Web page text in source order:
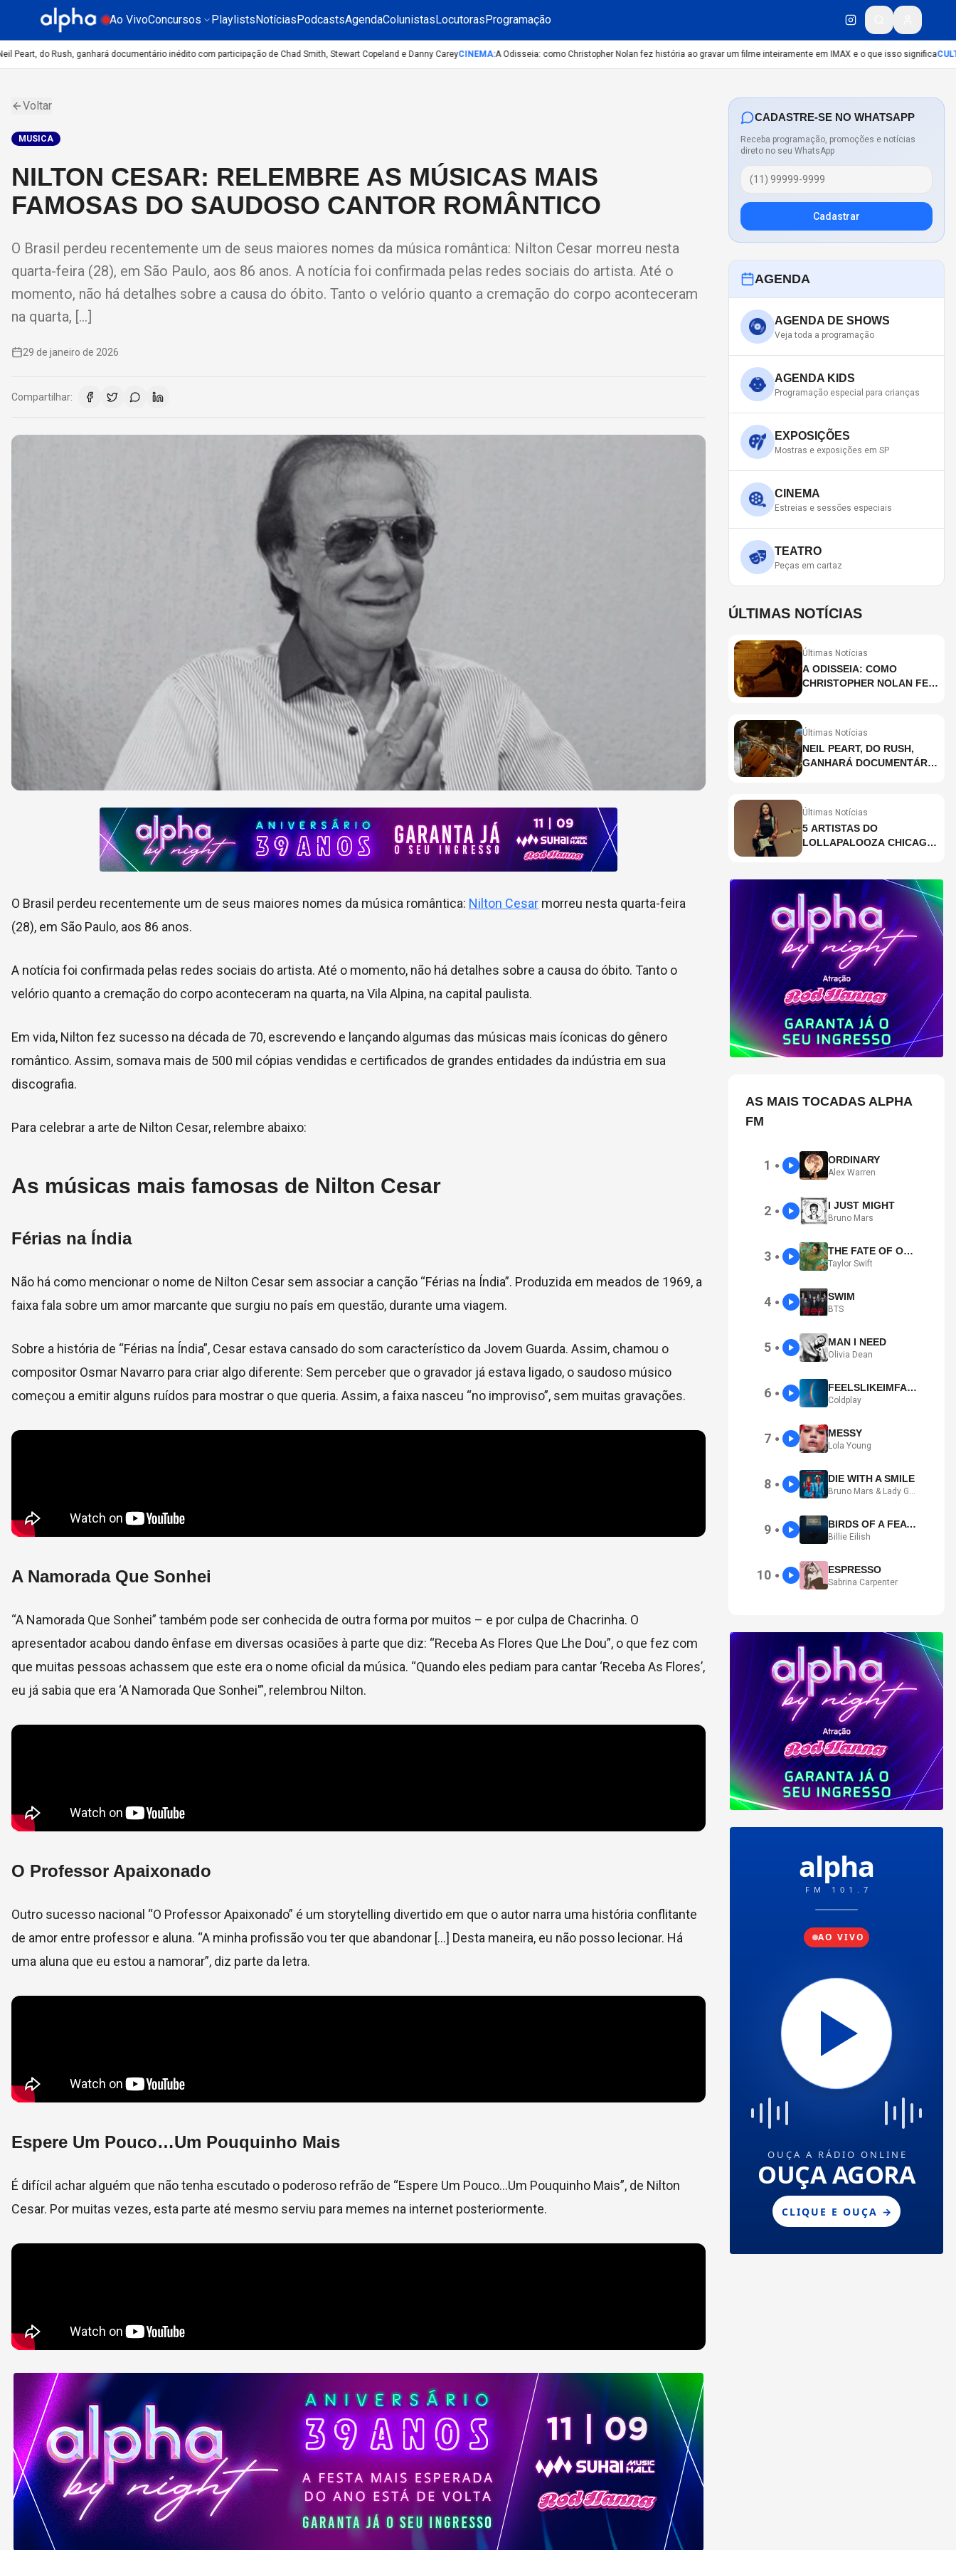
Ao VivoConcursos PlaylistsNotíciasPodcastsAgendaColunistasLocutorasProgramação
do Rush, ganhará documentário inédito com participação de Chad Smith, Stewart Copeland e Danny CareyCINEMA:A Odisseia: como Christopher Nolan fez história ao gravar um filme inteiramente em IMAX e o que isso significa
Voltar
MUSICA
NILTON CESAR: RELEMBRE AS MÚSICAS MAIS
FAMOSAS DO SAUDOSO CANTOR ROMÂNTICO
O Brasil perdeu recentemente um de seus maiores nomes da música romântica: Nilton Cesar morreu nesta
quarta-feira (28), em São Paulo, aos 86 anos. A notícia foi confirmada pelas redes sociais do artista. Até o
momento, não há detalhes sobre a causa do óbito. Tanto o velório quanto a cremação do corpo aconteceram
na quarta, […]
29 de janeiro de 2026
Compartilhar:
O Brasil perdeu recentemente um de seus maiores nomes da música romântica: Nilton Cesar morreu nesta quarta-feira
(28), em São Paulo, aos 86 anos.
A notícia foi confirmada pelas redes sociais do artista. Até o momento, não há detalhes sobre a causa do óbito. Tanto o
velório quanto a cremação do corpo aconteceram na quarta, na Vila Alpina, na capital paulista.
Em vida, Nilton fez sucesso na década de 70, escrevendo e lançando algumas das músicas mais íconicas do gênero
romântico. Assim, somava mais de 500 mil cópias vendidas e certificados de grandes entidades da indústria em sua
discografia.
Para celebrar a arte de Nilton Cesar, relembre abaixo:
As músicas mais famosas de Nilton Cesar
Férias na Índia
Não há como mencionar o nome de Nilton Cesar sem associar a canção “Férias na Índia”. Produzida em meados de 1969, a
faixa fala sobre um amor marcante que surgiu no país em questão, durante uma viagem.
Sobre a história de “Férias na Índia”, Cesar estava cansado do som característico da Jovem Guarda. Assim, chamou o
compositor Osmar Navarro para criar algo diferente: Sem perceber que o gravador já estava ligado, o saudoso músico
começou a emitir alguns ruídos para mostrar o que queria. Assim, a faixa nasceu “no improviso”, sem muitas gravações.
A Namorada Que Sonhei
“A Namorada Que Sonhei” também pode ser conhecida de outra forma por muitos – e por culpa de Chacrinha. O
apresentador acabou dando ênfase em diversas ocasiões à parte que diz: “Receba As Flores Que Lhe Dou”, o que fez com
que muitas pessoas achassem que este era o nome oficial da música. “Quando eles pediam para cantar ‘Receba As Flores’,
eu já sabia que era ‘A Namorada Que Sonhei'”, relembrou Nilton.
O Professor Apaixonado
Outro sucesso nacional “O Professor Apaixonado” é um storytelling divertido em que o autor narra uma história conflitante
de amor entre professor e aluna. “A minha profissão vou ter que abandonar […] Desta maneira, eu não posso lecionar. Há
uma aluna que eu estou a namorar”, diz parte da letra.
Espere Um Pouco…Um Pouquinho Mais
É difícil achar alguém que não tenha escutado o poderoso refrão de “Espere Um Pouco…Um Pouquinho Mais”, de Nilton
Cesar. Por muitas vezes, esta parte até mesmo serviu para memes na internet posteriormente.
CADASTRE-SE NO WHATSAPP
Receba programação, promoções e notícias
direto no seu WhatsApp
Cadastrar
AGENDA
AGENDA DE SHOWS
Veja toda a programação
AGENDA KIDS
Programação especial para crianças
EXPOSIÇÕES
Mostras e exposições em SP
CINEMA
Estreias e sessões especiais
TEATRO
Peças em cartaz
ÚLTIMAS NOTÍCIAS
Últimas Notícias
A ODISSEIA: COMO
CHRISTOPHER NOLAN FEZ
IMAX E O QUE ISSO
Últimas Notícias
NEIL PEART, DO RUSH,
GANHARÁ DOCUMENTÁRIO
SMITH, STEWART
CAREY
Últimas Notícias
5 ARTISTAS DO
LOLLAPALOOZA CHICAGO
AS MAIS TOCADAS ALPHA
FM
1 ● ORDINARY
Alex Warren
2 ● I JUST MIGHT
Bruno Mars
3 ● THE FATE OF OPHELIA
Taylor Swift
4 ● SWIM
BTS
5 ● MAN I NEED
Olivia Dean
6 ● FEELSLIKEIMFALLINGINLOVE
Coldplay
7 ● MESSY
Lola Young
8 ● DIE WITH A SMILE
Bruno Mars & Lady Gaga
9 ● BIRDS OF A FEATHER
Billie Eilish
10 ● ESPRESSO
Sabrina Carpenter